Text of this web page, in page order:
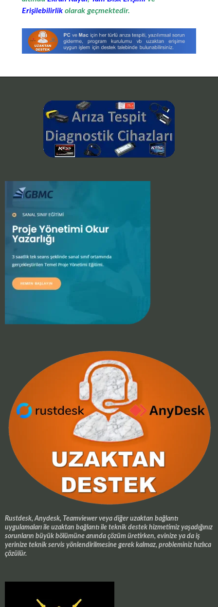
Erişilebilirlikolarak geçmektedir.
Rustdesk, Anydesk, Teamviewer veya diğer uzaktan bağlantı
uygulamaları ile uzaktan bağlantı ile teknik destek hizmetimiz yaşadığınız
sorunların büyük bölümüne anında çözüm üretirken, evinize ya da iş
yerinize teknik servis yönlendirilmesine gerek kalmaz, probleminiz hızlıca
çözülür.